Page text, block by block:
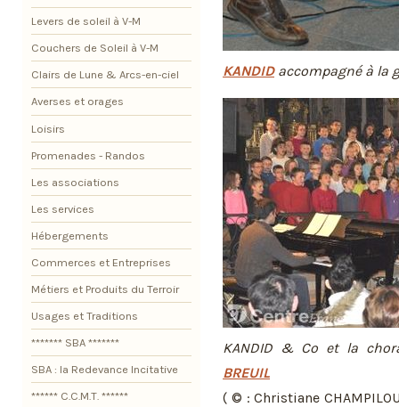
KANDIDaccompagné à la
KANDID & Co et la
BREUIL
( © : Christiane
Levers de soleil à V-M
Couchers de Soleil à V-M
Clairs de Lune & Arcs-en-ciel
Averses et orages
Loisirs
Promenades - Randos
Les associations
Les services
Hébergements
Commerces et Entreprises
Métiers et Produits du Terroir
Usages et Traditions
******* SBA *******
SBA : la Redevance Incitative
****** C.C.M.T. ******